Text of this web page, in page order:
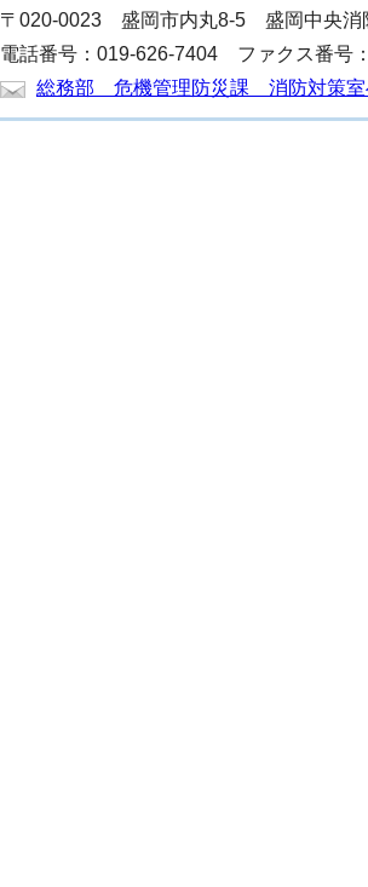
〒020-0023 盛岡市内丸8-5 盛岡中央消
電話番号：019-626-7404 ファクス番号
総務部 危機管理防災課 消防対策室